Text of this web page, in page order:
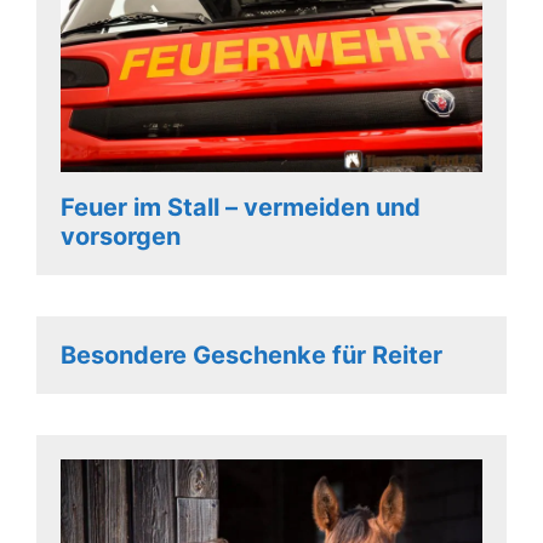
Feuer im Stall – vermeiden und
vorsorgen
Besondere Geschenke für Reiter